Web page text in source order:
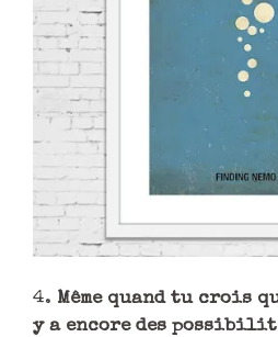
4. Même quand tu
y a encore des